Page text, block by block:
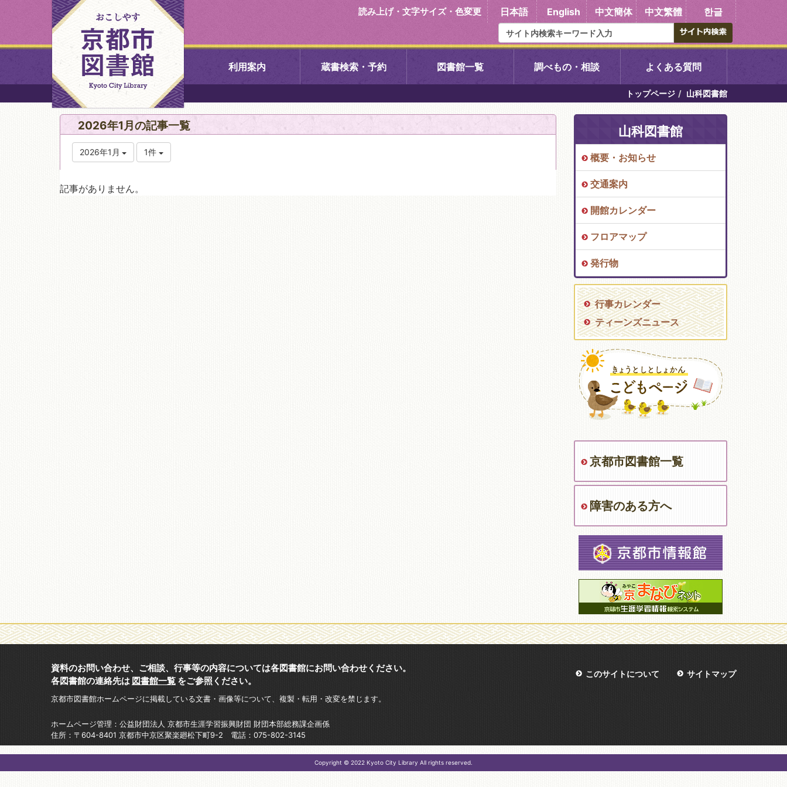
読み上げ・文字サイズ・色変更 日本語 English 中文簡体 中文繁體 한글
利用案内 蔵書検索・予約 図書館一覧
中央図書館 右京中央図書館 伏見中央図書館 醍醐中央図書館
北図書館 左京図書館 岩倉図書館 東山図書館
吉祥院図書館
向島図書館
こどもみらい館子育て図
コミュニティプラザ深草
図書館
調べもの・相談 よくある質問
トップページ 山科図書館
2026年1月の記事一覧
2026年1月 1件
記事がありません。
山科図書館
概要・お知らせ
交通案内
開館カレンダー
フロアマップ
発行物
行事カレンダー
ティーンズニュース
京都市図書館一覧
障害のある方へ
このサイトについて サイトマップ
資料のお問い合わせ、ご相談、行事等の内容については各図書館にお問い合わせください。
各図書館の連絡先は 図書館一覧 をご参照ください。
京都市図書館ホームページに掲載している文書・画像等について、複製・転用・改変を禁じます。
ホームページ管理：公益財団法人 京都市生涯学習振興財団 財団本部総務課企画係
住所：〒604-8401 京都市中京区聚楽廻松下町9-2 電話：075-802-3145
Copyright © 2022 Kyoto City Library All rights reserved.